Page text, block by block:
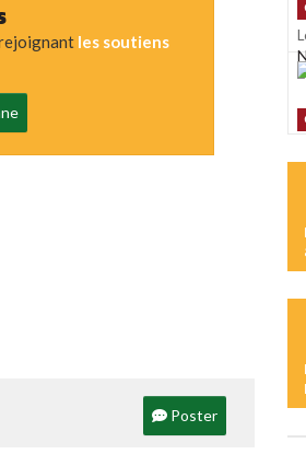
les soutiens
Poster